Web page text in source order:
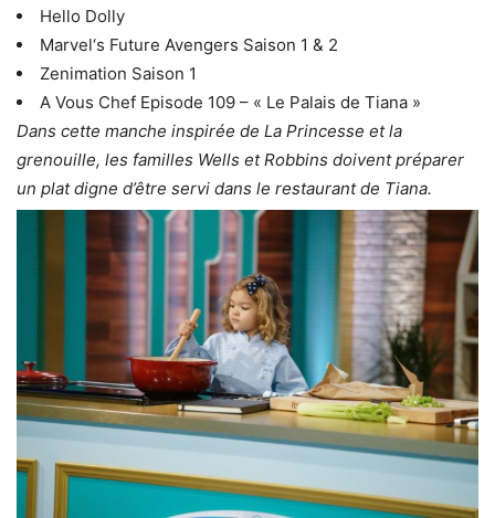
Hello Dolly
Marvel‘s Future Avengers Saison 1 & 2
Zenimation Saison 1
A Vous Chef Episode 109 – « Le Palais de Tiana »
Dans cette manche inspirée de La Princesse et la
grenouille, les familles Wells et Robbins doivent préparer
un plat digne d’être servi dans le restaurant de Tiana.